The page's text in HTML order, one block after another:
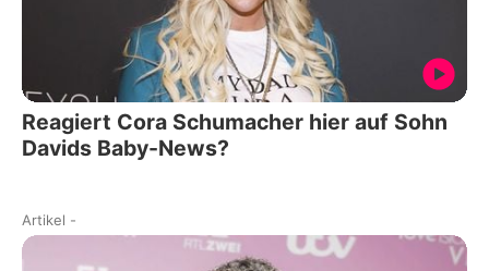
Reagiert Cora Schumacher hier auf Sohn
Davids Baby-News?
Artikel -